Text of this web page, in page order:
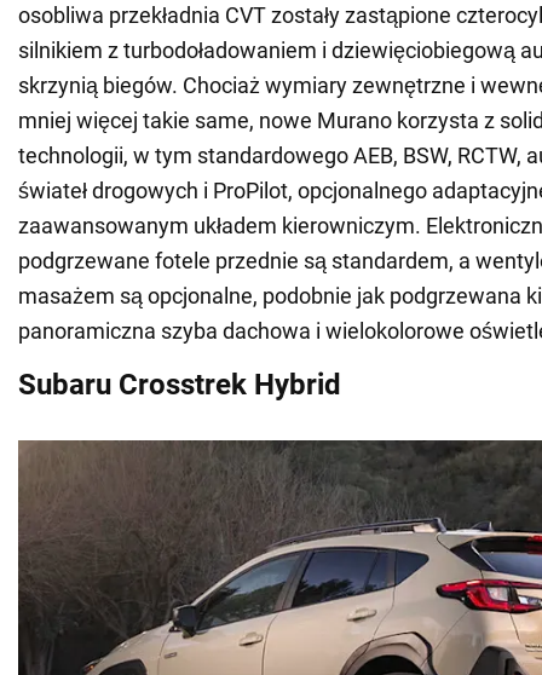
osobliwa przekładnia CVT zostały zastąpione
silnikiem z turbodoładowaniem i dziewięciobiegową
skrzynią biegów. Chociaż wymiary zewnętrzne i
mniej więcej takie same, nowe Murano korzysta z
technologii, w tym standardowego AEB, BSW, RCTW,
świateł drogowych i ProPilot, opcjonalnego
zaawansowanym układem kierowniczym.
podgrzewane fotele przednie są standardem, a
masażem są opcjonalne, podobnie jak podgrzewana
panoramiczna szyba dachowa i wielokolorowe
Subaru Crosstrek Hybrid